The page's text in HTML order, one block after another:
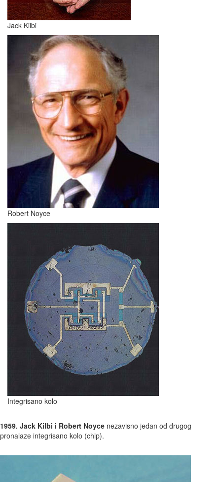
Jack Kilbi
Robert Noyce
Integrisano kolo
1959. Jack Kilbi i Robert Noyce nezavisno jedan od drugog
pronalaze integrisano kolo (chip).